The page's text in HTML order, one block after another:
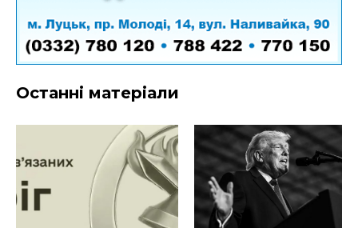
Останні матеріали